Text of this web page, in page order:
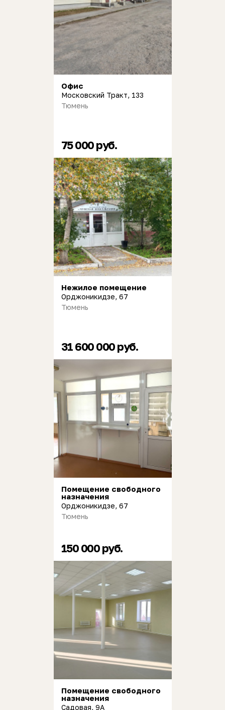
Офис
Московский Тракт, 133
Тюмень
75 000 руб.
Нежилое помещение
Орджоникидзе, 67
Тюмень
31 600 000 руб.
Помещение свободного
назначения
Орджоникидзе, 67
Тюмень
150 000 руб.
Помещение свободного
назначения
Садовая, 9А